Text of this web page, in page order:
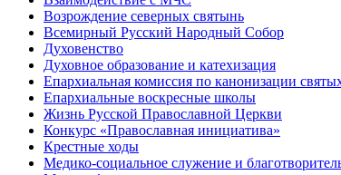
Возрождение северных святынь
Всемирный Русский Народный Собор
Духовенство
Духовное образование и катехизация
Епархиальная комиссия по канонизации
Епархиальные воскресные школы
Жизнь Русской Православной Церкви
Конкурс «Православная инициатива»
Крестные ходы
Медико-социальное служение и